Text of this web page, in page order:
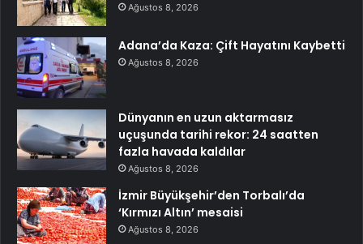
Ağustos 8, 2026
Adana’da Kaza: Çift Hayatını Kaybetti
Ağustos 8, 2026
Dünyanın en uzun aktarmasız
uçuşunda tarihi rekor: 24 saatten
fazla havada kaldılar
Ağustos 8, 2026
İzmir Büyükşehir’den Torbalı’da
‘Kırmızı Altın’ mesaisi
Ağustos 8, 2026